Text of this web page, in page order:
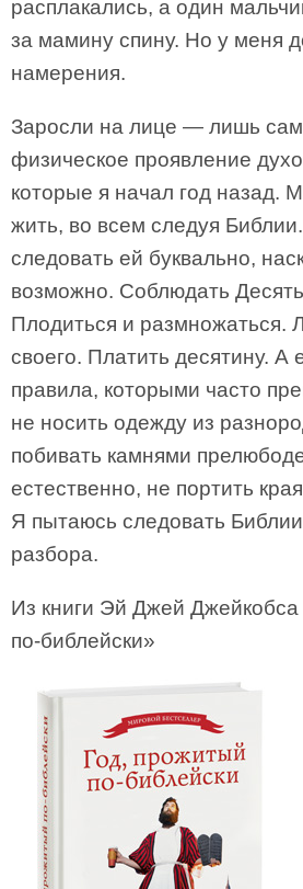
расплакались, а один
за мамину спину. Но у меня
намерения.
Заросли на лице — лишь
физическое проявление
которые я начал год назад.
жить, во всем следуя
следовать ей буквально,
возможно. Соблюдать
Плодиться и размножаться.
своего. Платить десятину. А
правила, которыми часто
не носить одежду из
побивать камнями
естественно, не портить
Я пытаюсь следовать
разбора.
Из книги Эй Джей
по-библейски»